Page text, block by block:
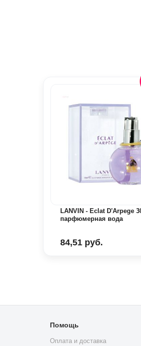
LANVIN - Eclat D'Arpege
парфюмерная вода
84,51 руб.
Помощь
Оплата и доставка